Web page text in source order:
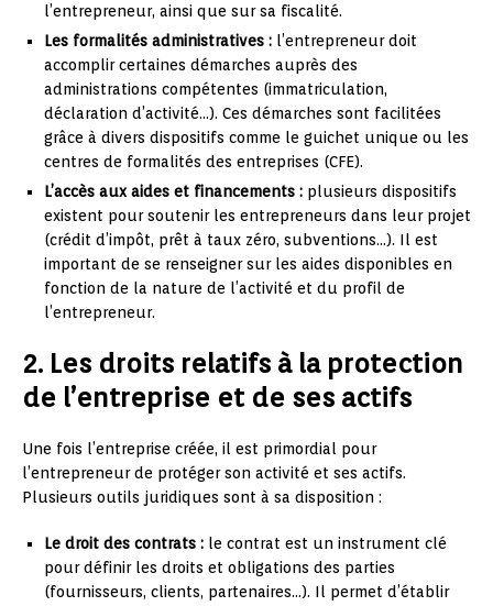
l’entrepreneur, ainsi que sur sa fiscalité.
Les formalités administratives : l’entrepreneur doit
accomplir certaines démarches auprès des
administrations compétentes (immatriculation,
déclaration d’activité…). Ces démarches sont facilitées
grâce à divers dispositifs comme le guichet unique ou les
centres de formalités des entreprises (CFE).
L’accès aux aides et financements : plusieurs dispositifs
existent pour soutenir les entrepreneurs dans leur projet
(crédit d’impôt, prêt à taux zéro, subventions…). Il est
important de se renseigner sur les aides disponibles en
fonction de la nature de l’activité et du profil de
l’entrepreneur.
2. Les droits relatifs à la protection
de l’entreprise et de ses actifs
Une fois l’entreprise créée, il est primordial pour
l’entrepreneur de protéger son activité et ses actifs.
Plusieurs outils juridiques sont à sa disposition :
Le droit des contrats : le contrat est un instrument clé
pour définir les droits et obligations des parties
(fournisseurs, clients, partenaires…). Il permet d’établir